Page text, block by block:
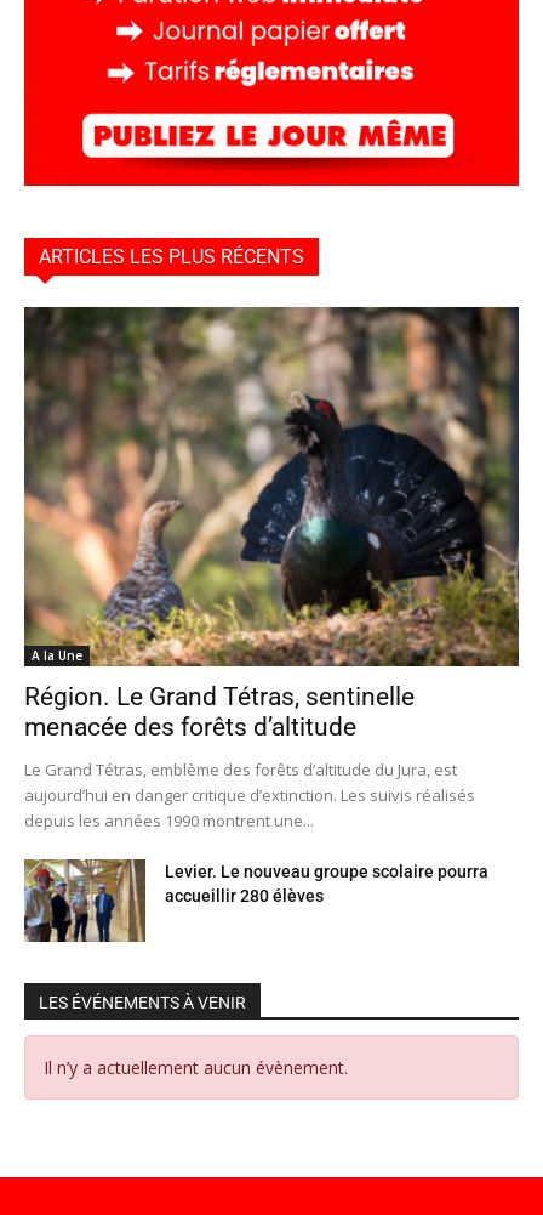
ARTICLES LES PLUS RÉCENTS
A la Une
Région. Le Grand Tétras, sentinelle
menacée des forêts d’altitude
Le Grand Tétras, emblème des forêts d’altitude du Jura, est
aujourd’hui en danger critique d’extinction. Les suivis réalisés
depuis les années 1990 montrent une...
Levier. Le nouveau groupe scolaire pourra
accueillir 280 élèves
LES ÉVÉNEMENTS À VENIR
Il n’y a actuellement aucun évènement.